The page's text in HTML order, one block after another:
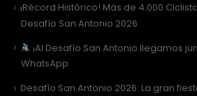
¡Récord Histórico! Más de 4.000
Desafío San Antonio 2026
¡Al Desafío San Antonio llegamos
WhatsApp
Desafío San Antonio 2026: La gran